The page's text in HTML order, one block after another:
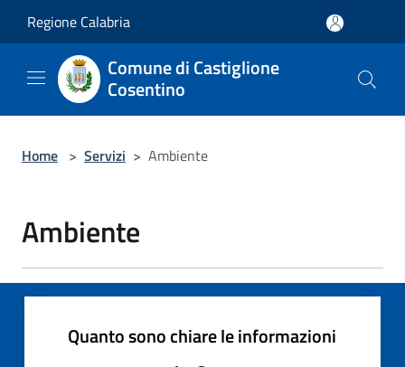
Regione Calabria
Comune di Castiglione
Cosentino
Home > Servizi > Ambiente
Ambiente
Quanto sono chiare le informazioni